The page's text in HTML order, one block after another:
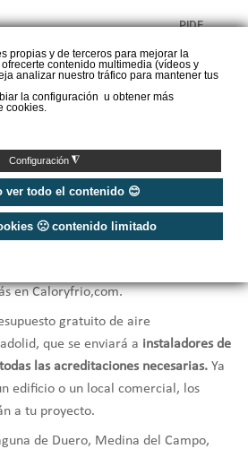
propias y de terceros para mejorar la
contenido multimedia (vídeos y
analizar nuestro tráfico para mantener tus
la configuración u obtener más
cookies.
Configuración ◮
ver todo el contenido 😊
🙁 contenido limitado
PIDE
CALORYFRIO
Aire Acondicionado
Precios hoy
en Caloryfrio,com.
gratuito de aire
que se enviará a instaladores de
las acreditaciones necesarias. Ya
edificio o un local comercial, los
a tu proyecto.
de Duero, Medina del Campo,